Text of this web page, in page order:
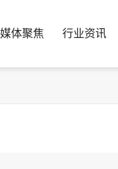
媒体聚焦 行业资讯